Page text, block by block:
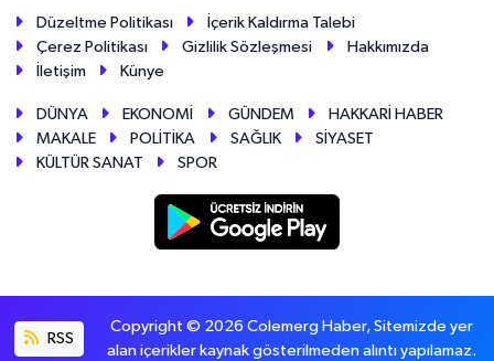
Düzeltme Politikası
İçerik Kaldırma Talebi
Çerez Politikası
Gizlilik Sözleşmesi
Hakkımızda
İletişim
Künye
DÜNYA EKONOMİ GÜNDEM
HAKKARİ HABER
MAKALE
POLİTİKA SAĞLIK
SİYASET
KÜLTÜR SANAT
SPOR
RSS
Copyright © 2026 Colemerg Haber, Sitemizde yer
alan içerikler kaynak gösterilmeden alıntı yapılamaz.